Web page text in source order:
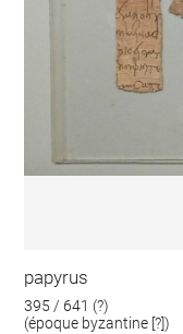
papyrus
395 / 641 (?)
(époque byzantine [?])